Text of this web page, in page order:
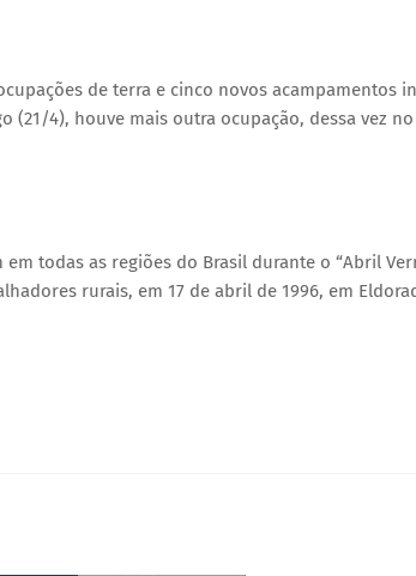
de terra e cinco novos acampamentos
(21/4), houve mais outra ocupação, dessa vez
todas as regiões do Brasil durante o “Abril
rurais, em 17 de abril de 1996, em